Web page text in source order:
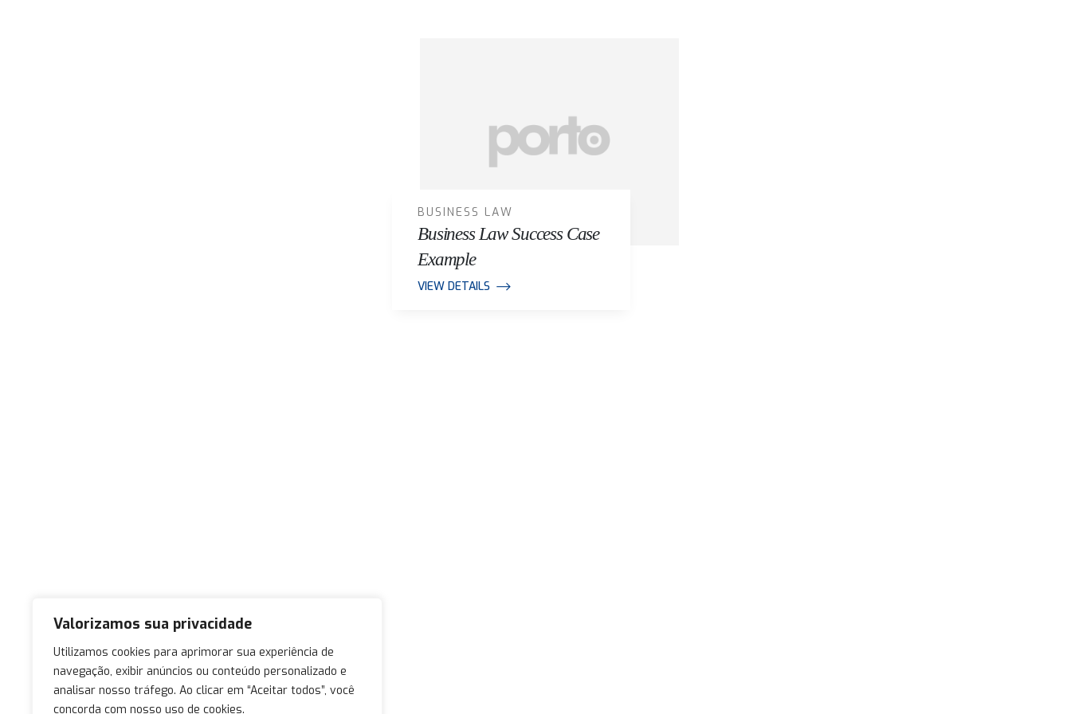
Valorizamos sua privacidade
Utilizamos cookies para aprimorar sua experiência de
navegação, exibir anúncios ou conteúdo personalizado e
analisar nosso tráfego. Ao clicar em “Aceitar todos”, você
concorda com nosso uso de cookies.
BUSINESS LAW
Business Law Success Case
Example
VIEW DETAILS